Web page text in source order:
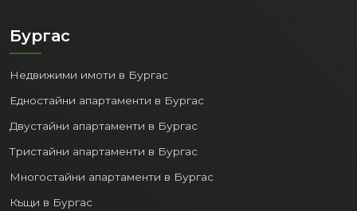
Бургас
Недвижими имоти в Бургас
Едностайни апартаменти в Бургас
Двустайни апартаменти в Бургас
Тристайни апартаменти в Бургас
Многостайни апартаменти в Бургас
Къщи в Бургас